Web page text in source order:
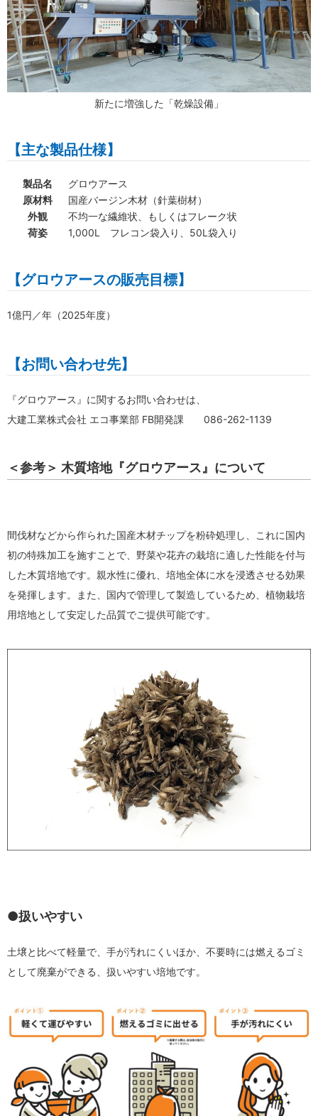
新たに増強した「乾燥設備」
【主な製品仕様】
製品名
グロウアース
原材料
国産バージン木材（針葉樹材）
外観
不均一な繊維状、もしくはフレーク状
荷姿
1,000L フレコン袋入り、50L袋入り
【グロウアースの販売目標】
1億円／年（2025年度）
【お問い合わせ先】
『グロウアース』に関するお問い合わせは、
大建工業株式会社 エコ事業部 FB開発課 086-262-1139
＜参考＞ 木質培地『グロウアース』について
間伐材などから作られた国産木材チップを粉砕処理し、これに国内
初の特殊加工を施すことで、野菜や花卉の栽培に適した性能を付与
した木質培地です。親水性に優れ、培地全体に水を浸透させる効果
を発揮します。また、国内で管理して製造しているため、植物栽培
用培地として安定した品質でご提供可能です。
●扱いやすい
土壌と比べて軽量で、手が汚れにくいほか、不要時には燃えるゴミ
として廃棄ができる、扱いやすい培地です。